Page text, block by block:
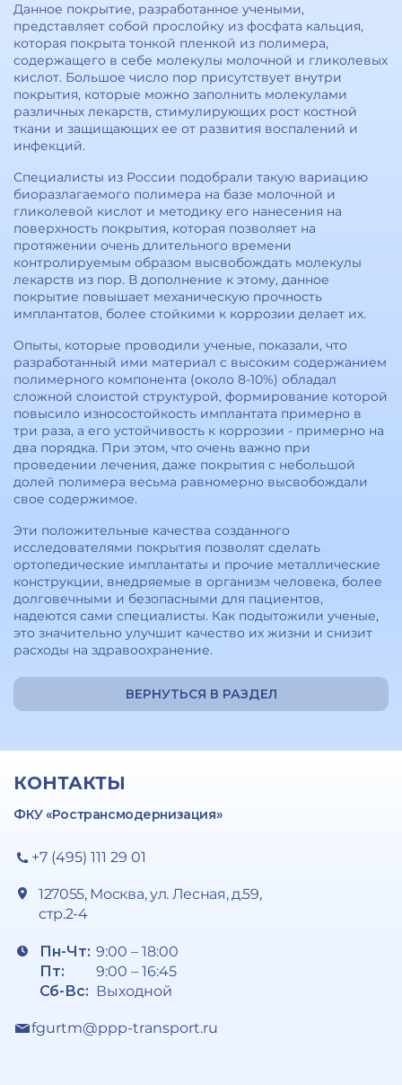
Данное покрытие, разработанное учеными,
представляет собой прослойку из фосфата кальция,
которая покрыта тонкой пленкой из полимера,
содержащего в себе молекулы молочной и гликолевых
кислот. Большое число пор присутствует внутри
покрытия, которые можно заполнить молекулами
различных лекарств, стимулирующих рост костной
ткани и защищающих ее от развития воспалений и
инфекций.
Специалисты из России подобрали такую вариацию
биоразлагаемого полимера на базе молочной и
гликолевой кислот и методику его нанесения на
поверхность покрытия, которая позволяет на
протяжении очень длительного времени
контролируемым образом высвобождать молекулы
лекарств из пор. В дополнение к этому, данное
покрытие повышает механическую прочность
имплантатов, более стойкими к коррозии делает их.
Опыты, которые проводили ученые, показали, что
разработанный ими материал с высоким содержанием
полимерного компонента (около 8-10%) обладал
сложной слоистой структурой, формирование которой
повысило износостойкость имплантата примерно в
три раза, а его устойчивость к коррозии - примерно на
два порядка. При этом, что очень важно при
проведении лечения, даже покрытия с небольшой
долей полимера весьма равномерно высвобождали
свое содержимое.
Эти положительные качества созданного
исследователями покрытия позволят сделать
ортопедические имплантаты и прочие металлические
конструкции, внедряемые в организм человека, более
долговечными и безопасными для пациентов,
надеются сами специалисты. Как подытожили ученые,
это значительно улучшит качество их жизни и снизит
расходы на здравоохранение.
ВЕРНУТЬСЯ В РАЗДЕЛ
КОНТАКТЫ
ФКУ «Ространсмодернизация»
+7 (495) 111 29 01
127055, Москва, ул. Лесная, д.59,
стр.2-4
Пн-Чт:
Пт:
Сб-Вс:
9:00 – 18:00
9:00 – 16:45
Выходной
fgurtm@ppp-transport.ru